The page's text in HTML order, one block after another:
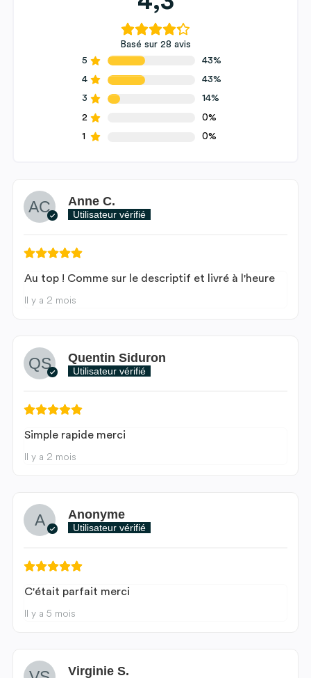
Basé sur 28 avis
5
43%
4
43%
3
14%
2
0%
1
0%
Anne C.
Utilisateur vérifié
Au top ! Comme sur le descriptif et livré à l'heure
Il y a 2 mois
Quentin Siduron
Utilisateur vérifié
Simple rapide merci
Il y a 2 mois
Anonyme
Utilisateur vérifié
C'était parfait merci
Il y a 5 mois
Virginie S.